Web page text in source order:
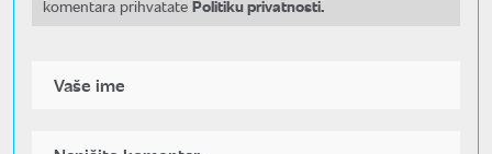
komentara prihvatate Politiku privatnosti.